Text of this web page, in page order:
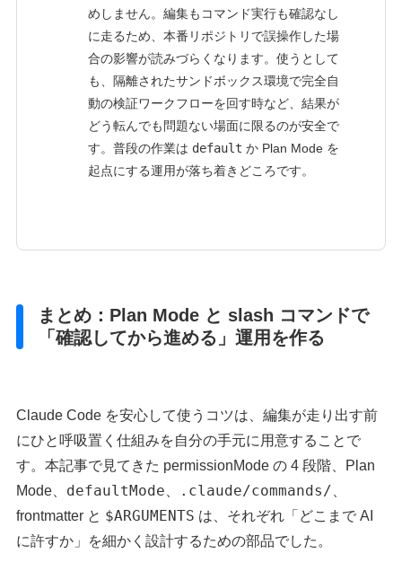
めしません。編集もコマンド実行も確認なし
に走るため、本番リポジトリで誤操作した場
合の影響が読みづらくなります。使うとして
も、隔離されたサンドボックス環境で完全自
動の検証ワークフローを回す時など、結果が
どう転んでも問題ない場面に限るのが安全で
す。普段の作業は default か Plan Mode を
起点にする運用が落ち着きどころです。
まとめ：Plan Mode と slash コマンドで
「確認してから進める」運用を作る
Claude Code を安心して使うコツは、編集が走り出す前
にひと呼吸置く仕組みを自分の手元に用意することで
す。本記事で見てきた permissionMode の 4 段階、Plan
Mode、 defaultMode .claude/commands/
frontmatter と $ARGUMENTS は、それぞれ「どこまで AI
に許すか」を細かく設計するための部品でした。